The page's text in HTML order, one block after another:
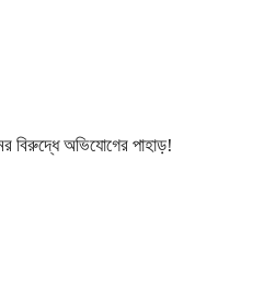
বিরুদ্ধে অভিযোগের পাহাড়!